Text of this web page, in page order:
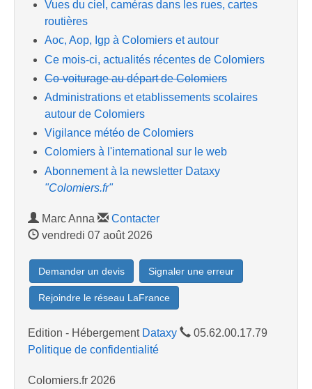
Vues du ciel, caméras dans les rues, cartes
routières
Aoc, Aop, Igp à Colomiers et autour
Ce mois-ci, actualités récentes de Colomiers
Co-voiturage au départ de Colomiers
Administrations et etablissements scolaires
autour de Colomiers
Vigilance météo de Colomiers
Colomiers à l'international sur le web
Abonnement à la newsletter Dataxy
"Colomiers.fr"
Marc Anna
Contacter
vendredi 07 août 2026
Demander un devis Signaler une erreur
Rejoindre le réseau LaFrance
Edition - Hébergement Dataxy
05.62.00.17.79
Politique de confidentialité
Colomiers.fr 2026